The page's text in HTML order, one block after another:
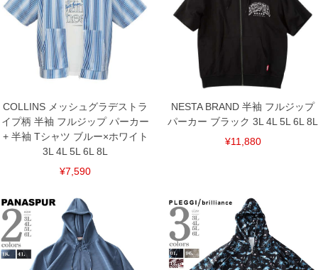
8L/186/88/180/70/34/82/52
[インナー]
サイズ/バスト/総丈/裾周り/肩幅/袖丈/アームホール/袖口
3L/130/78/130/58/24/60/42
4L/140/80/140/60/25/64/44
5L/150/82/150/62/26/68/44
8L/180/88/180/68/29/80/48
単位はcm
※【返品交換について】
返品交換希望の方は、商品到着後1週間以内にご連絡ください。
下着(肌着)やワイシャツは商品の性質上、返品交換不可とさせて頂いております。予め
ご了承くださいませ。
裾上げ料金は500円+税となります。
備考欄に股下●cmとご記入下さい。（裾上げ無料対象商品は1本につき税込6,000円以
上の品が対象。1本5,999円以下の商品は有料（500円+税）となります。）
出荷まで約1週間～20日間程お時間を頂く場合がございます。
尚、裾上げした商品は返品・交換不可となりますので、予めご了承下さい。
一部、お直しに対応出来ない商品がございます。(例：裾にファスナーや調節ひもが付
いている、極端なデザインが施されている等)
COLLINS メッシュグラデストラ
イプ柄 半袖 フルジップ パーカー
+ 半袖 Tシャツ ブルー×ホワイト
3L 4L 5L 6L 8L
¥7,590
NESTA BRAND 半袖 フルジップ
パーカー ブラック 3L 4L 5L 6L 8L
¥11,880